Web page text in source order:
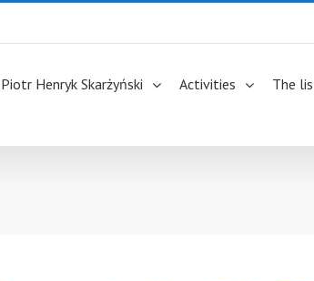
Piotr Henryk Skarżyński Activities The